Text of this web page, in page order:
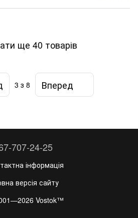
ще 40 товарів
3 з 8 Вперед
707-24-25
інформація
версія сайту
Vostok™